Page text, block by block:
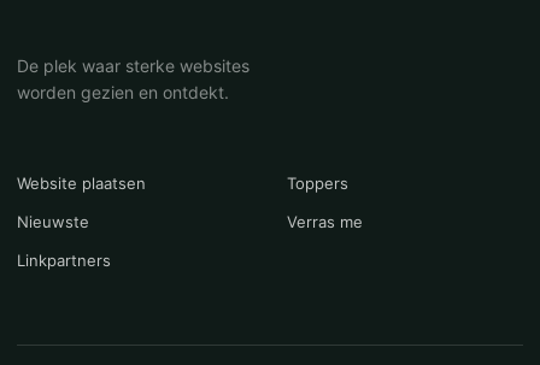
De plek waar sterke websites
worden gezien en ontdekt.
Website plaatsen
Toppers
Nieuwste
Verras me
Linkpartners